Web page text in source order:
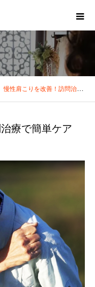
慢性肩こりを改善！訪問治療で簡単ケア
療で簡単ケア